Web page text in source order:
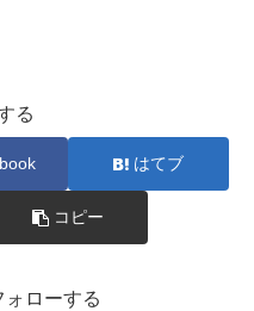
る
はてブ
コピー
ローする